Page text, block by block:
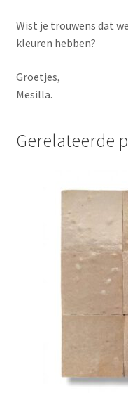
Wist je trouwens dat
kleuren hebben?
Groetjes,
Mesilla.
Gerelateerde